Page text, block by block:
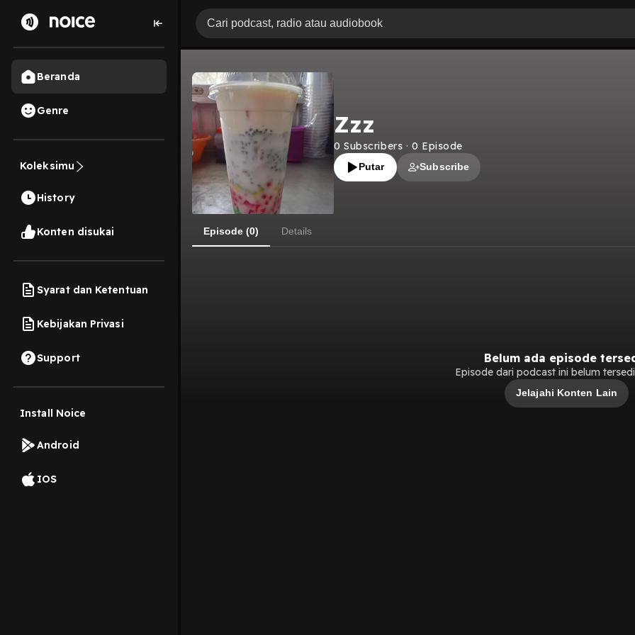
Beranda
Genre
Koleksimu
History
Konten disukai
Syarat dan Ketentuan
Kebijakan Privasi
Support
Install Noice
Android
IOS
Zzz
0 Subscribers · 0 Episode
Putar Subscribe
Episode (0) Details
Belum ada episode
Episode dari podcast ini belum
Jelajahi Konten Lain